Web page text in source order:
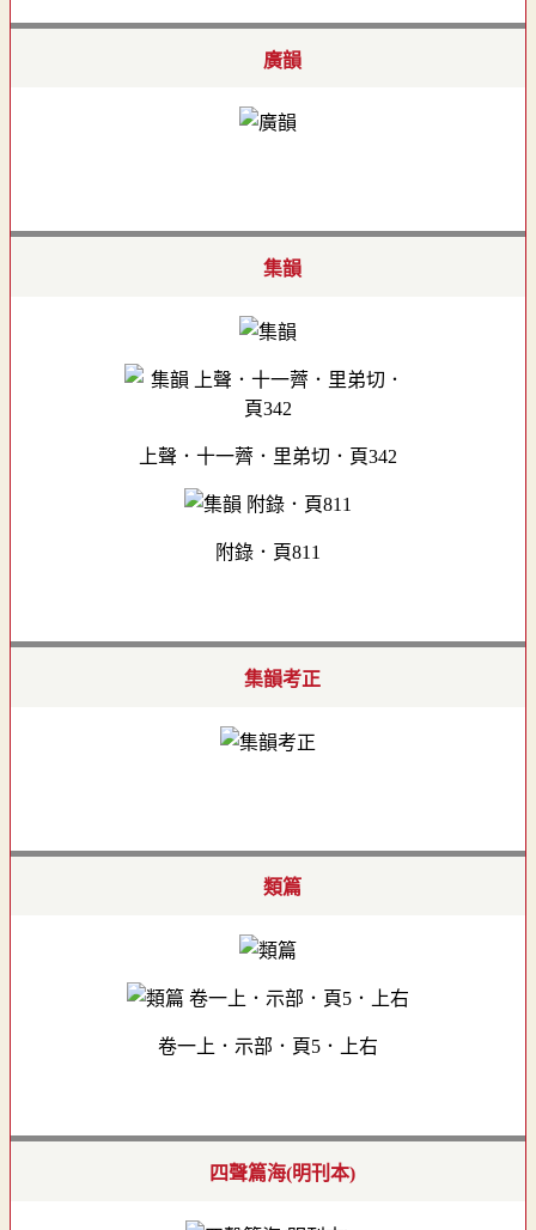
廣韻
集韻
上聲．十一薺．里弟切．頁342
附錄．頁811
集韻考正
類篇
卷一上．示部．頁5．上右
四聲篇海(明刊本)